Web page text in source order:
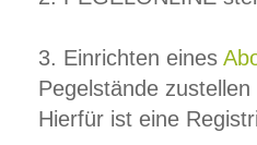
3. Einrichten eines
Pegelstände
Hierfür ist eine